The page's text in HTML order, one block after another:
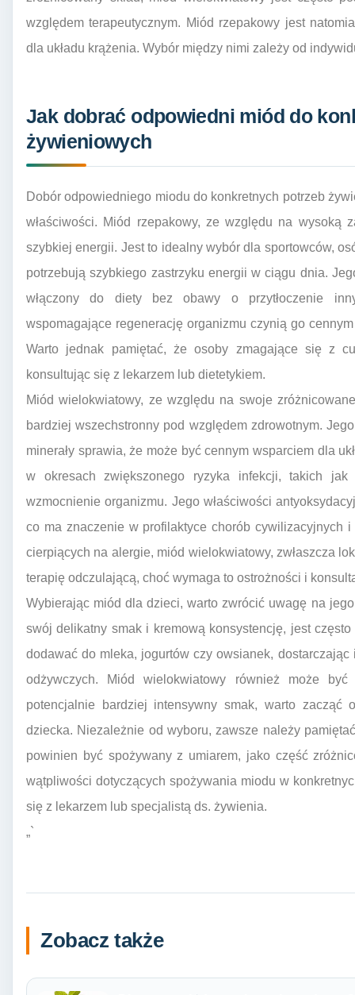
względem terapeutycznym. Miód rzepakowy jest
dla układu krążenia. Wybór między nimi zależy od
Jak dobrać odpowiedni miód do
żywieniowych
Dobór odpowiedniego miodu do konkretnych potrzeb
właściwości. Miód rzepakowy, ze względu na wysoką
szybkiej energii. Jest to idealny wybór dla sportowców,
potrzebują szybkiego zastrzyku energii w ciągu dnia.
włączony do diety bez obawy o przytłoczenie
wspomagające regenerację organizmu czynią go
Warto jednak pamiętać, że osoby zmagające się z
konsultując się z lekarzem lub dietetykiem.
Miód wielokwiatowy, ze względu na swoje
bardziej wszechstronny pod względem zdrowotnym.
minerały sprawia, że może być cennym wsparciem dla
w okresach zwiększonego ryzyka infekcji, takich
wzmocnienie organizmu. Jego właściwości
co ma znaczenie w profilaktyce chorób cywilizacyjnych
cierpiących na alergie, miód wielokwiatowy, zwłaszcza
terapię odczulającą, choć wymaga to ostrożności i
Wybierając miód dla dzieci, warto zwrócić uwagę na
swój delikatny smak i kremową konsystencję, jest
dodawać do mleka, jogurtów czy owsianek, dostarczając
odżywczych. Miód wielokwiatowy również może
potencjalnie bardziej intensywny smak, warto
dziecka. Niezależnie od wyboru, zawsze należy
powinien być spożywany z umiarem, jako część
wątpliwości dotyczących spożywania miodu w
się z lekarzem lub specjalistą ds. żywienia.
„`
Zobacz także